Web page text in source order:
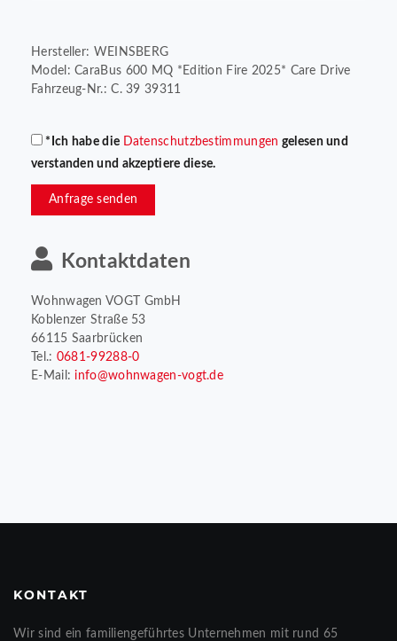
Hersteller: WEINSBERG
Model: CaraBus 600 MQ *Edition Fire 2025* Care Drive
Fahrzeug-Nr.: C. 39 39311
*Ich habe die Datenschutzbestimmungen gelesen und
verstanden und akzeptiere diese.
Anfrage senden
Kontaktdaten
Wohnwagen VOGT GmbH
Koblenzer Straße 53
66115 Saarbrücken
Tel.: 0681-99288-0
E-Mail: info@wohnwagen-vogt.de
KONTAKT
Wir sind ein familiengeführtes Unternehmen mit rund 65